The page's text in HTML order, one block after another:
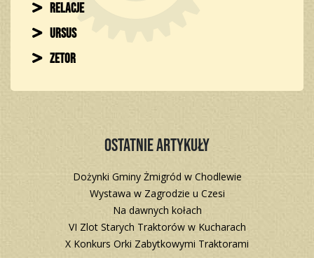
Relacje
Ursus
Zetor
Ostatnie artykuły
Dożynki Gminy Żmigród w Chodlewie
Wystawa w Zagrodzie u Czesi
Na dawnych kołach
VI Zlot Starych Traktorów w Kucharach
X Konkurs Orki Zabytkowymi Traktorami